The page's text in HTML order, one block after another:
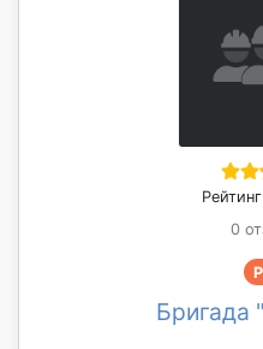
0
Бригада